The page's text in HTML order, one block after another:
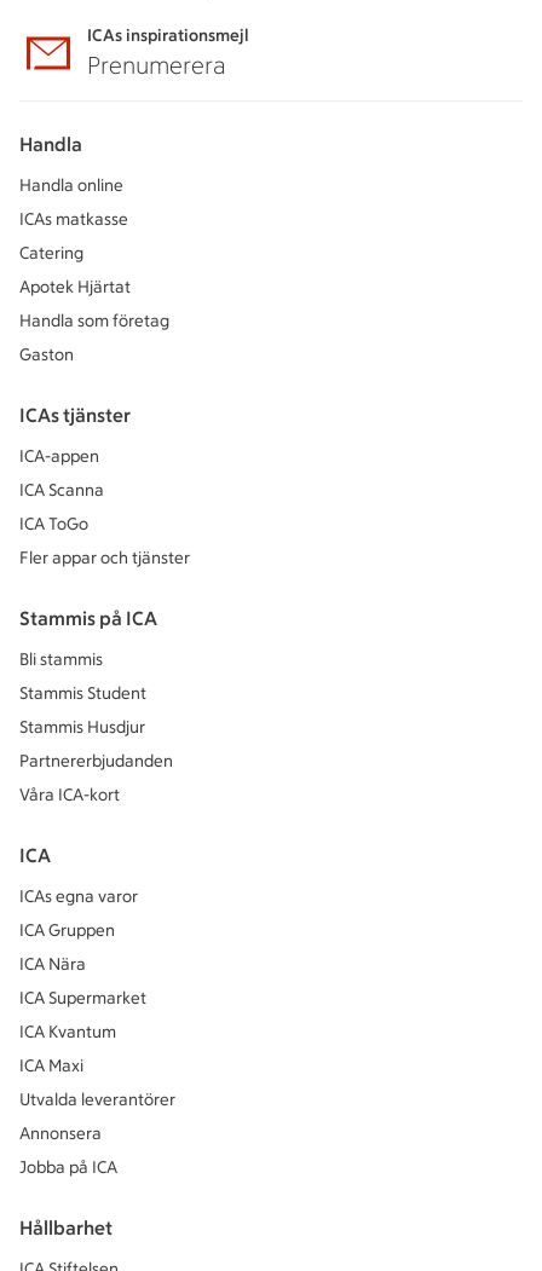
ICAs inspirationsmejl
Prenumerera
Handla
Handla online
ICAs matkasse
Catering
Apotek Hjärtat
Handla som företag
Gaston
ICAs tjänster
ICA-appen
ICA Scanna
ICA ToGo
Fler appar och tjänster
Stammis på ICA
Bli stammis
Stammis Student
Stammis Husdjur
Partnererbjudanden
Våra ICA-kort
ICA
ICAs egna varor
ICA Gruppen
ICA Nära
ICA Supermarket
ICA Kvantum
ICA Maxi
Utvalda leverantörer
Annonsera
Jobba på ICA
Hållbarhet